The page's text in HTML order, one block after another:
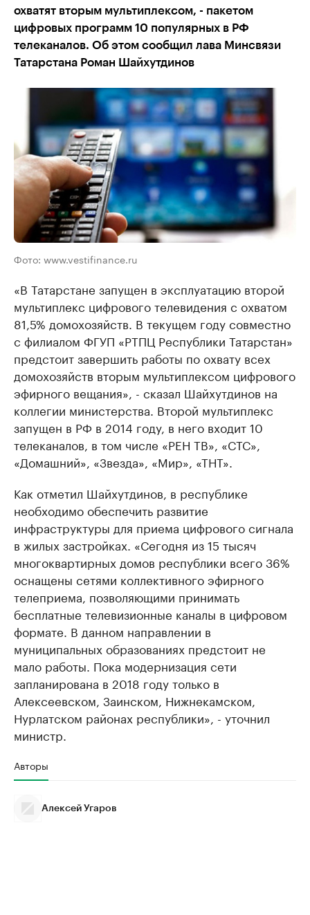
охватят вторым мультиплексом, - пакетом
цифровых программ 10 популярных в РФ
телеканалов. Об этом сообщил лава Минсвязи
Татарстана Роман Шайхутдинов
Фото: www.vestifinance.ru
«В Татарстане запущен в эксплуатацию второй
мультиплекс цифрового телевидения с охватом
81,5% домохозяйств. В текущем году совместно
с филиалом ФГУП «РТПЦ Республики Татарстан»
предстоит завершить работы по охвату всех
домохозяйств вторым мультиплексом цифрового
эфирного вещания», - сказал Шайхутдинов на
коллегии министерства. Второй мультиплекс
запущен в РФ в 2014 году, в него входит 10
телеканалов, в том числе «РЕН ТВ», «СТС»,
«Домашний», «Звезда», «Мир», «ТНТ».
Как отметил Шайхутдинов, в республике
необходимо обеспечить развитие
инфраструктуры для приема цифрового сигнала
в жилых застройках. «Сегодня из 15 тысяч
многоквартирных домов республики всего 36%
оснащены сетями коллективного эфирного
телеприема, позволяющими принимать
бесплатные телевизионные каналы в цифровом
формате. В данном направлении в
муниципальных образованиях предстоит не
мало работы. Пока модернизация сети
запланирована в 2018 году только в
Алексеевском, Заинском, Нижнекамском,
Нурлатском районах республики», - уточнил
министр.
Авторы
Алексей Угаров